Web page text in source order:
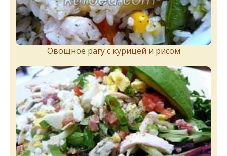
Овощное рагу с курицей и рисом